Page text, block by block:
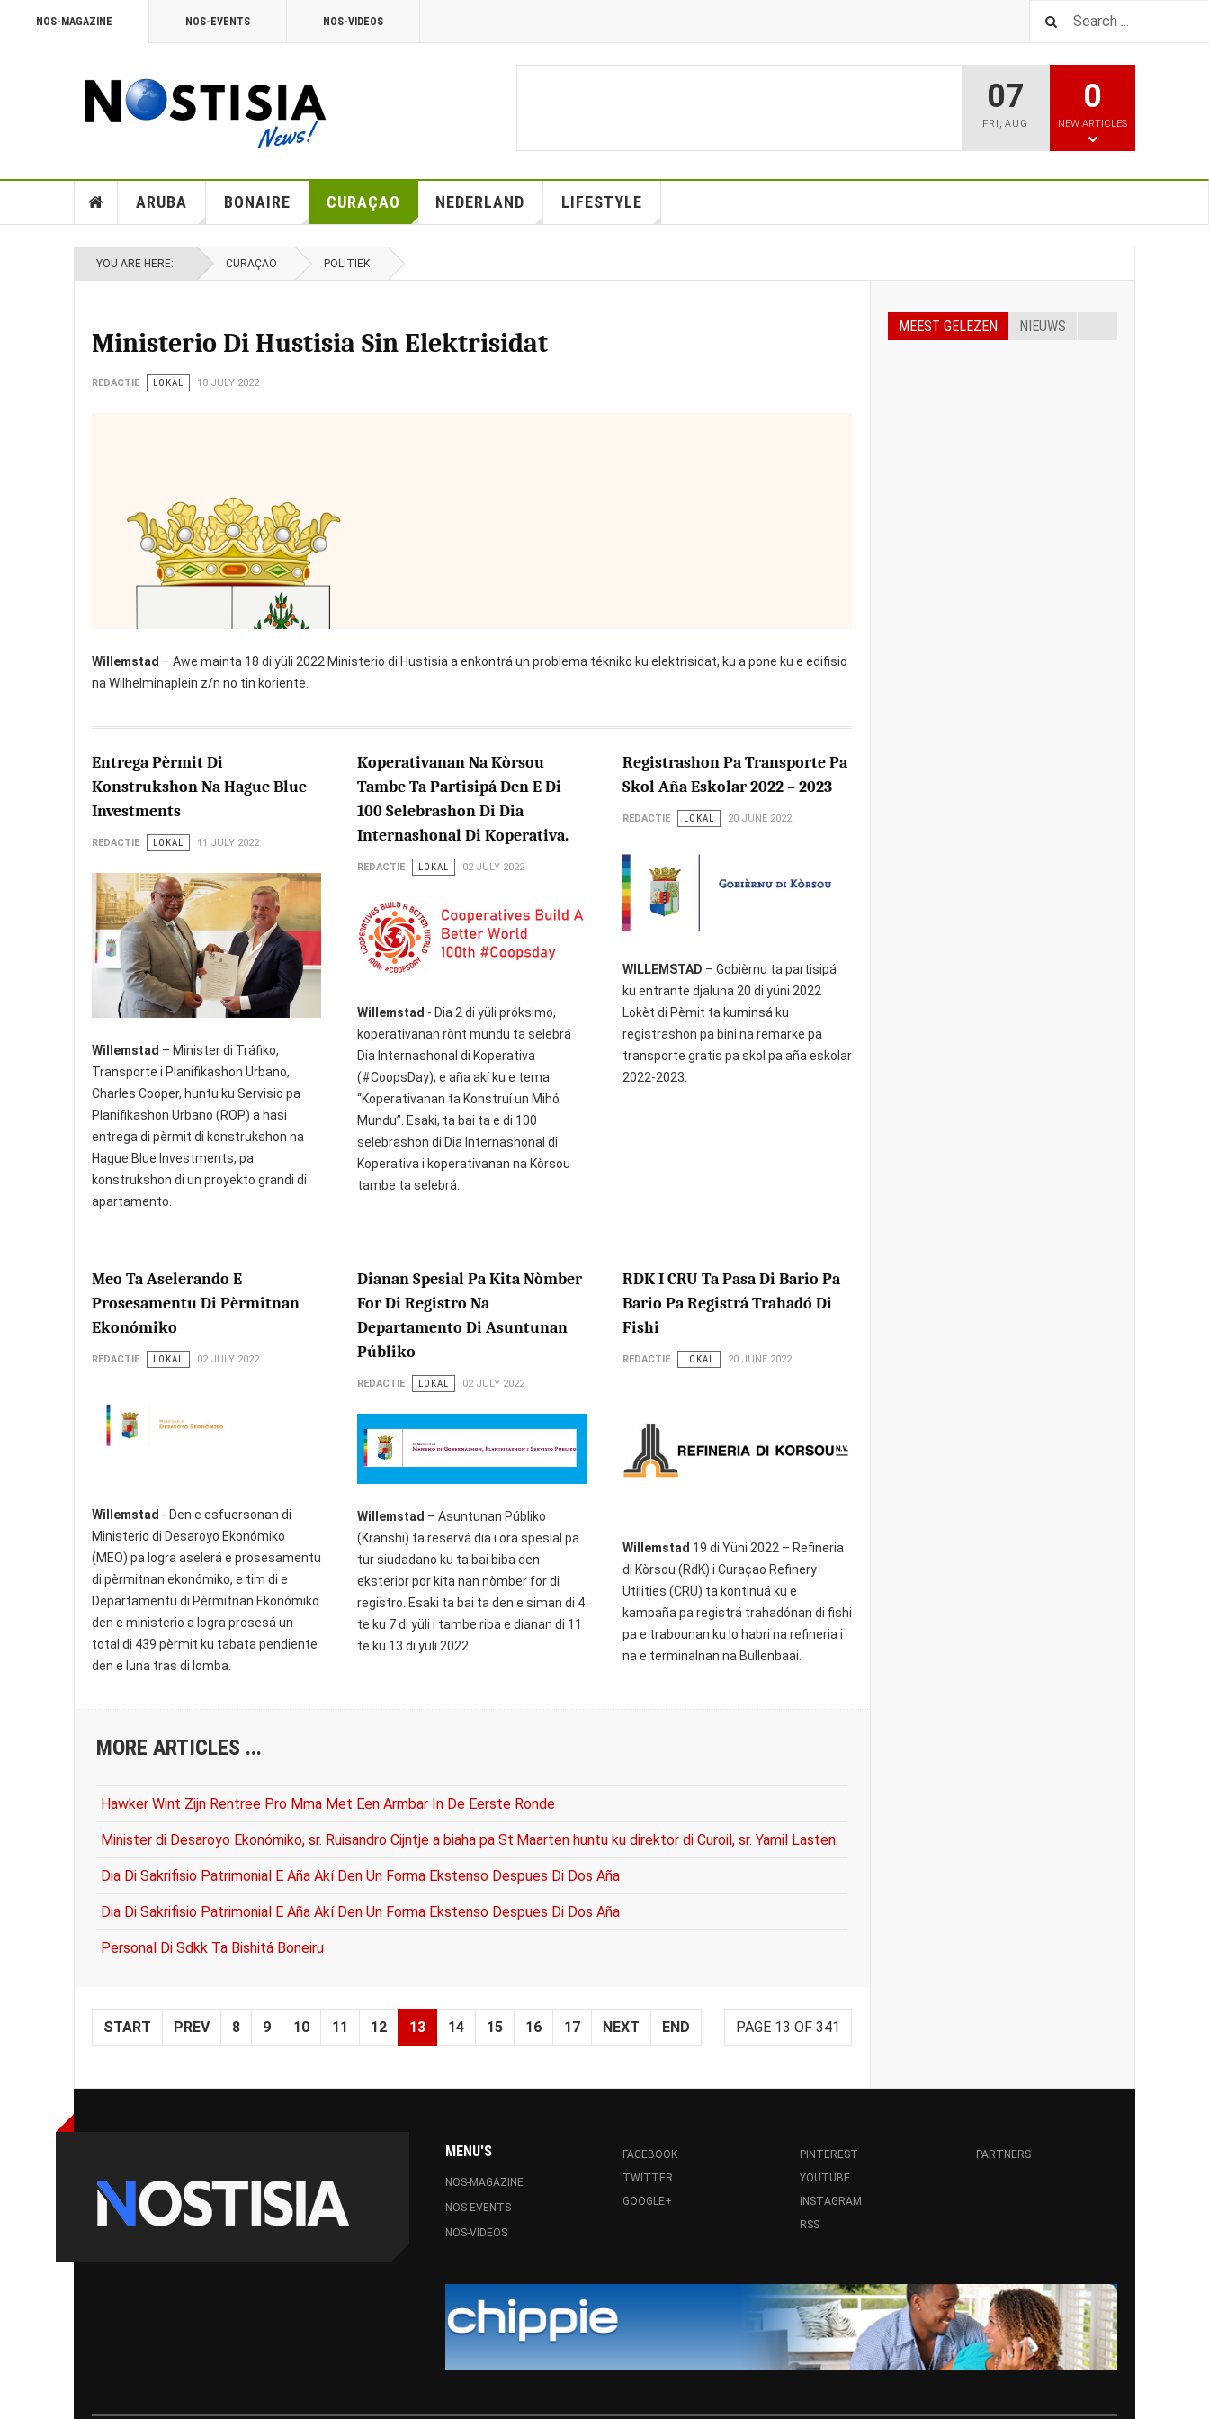
NOS-MAGAZINE NOS-EVENTS NOS-VIDEOS
07
FRI ,AUG
0
NEW ARTICLES
ARUBA BONAIRE CURAÇAO NEDERLAND LIFESTYLE
YOU ARE HERE: CURAÇAO POLITIEK
Ministerio Di Hustisia Sin Elektrisidat
REDACTIE LOKAL 18 JULY 2022
Willemstad – Awe mainta 18 di yüli 2022 Ministerio di Hustisia a enkontrá un problema tékniko ku elektrisidat, ku a pone ku e edifisio
na Wilhelminaplein z/n no tin koriente.
Entrega Pèrmit Di
Konstrukshon Na Hague Blue
Investments
REDACTIE LOKAL 11 JULY 2022
Willemstad – Minister di Tráfiko,
Transporte i Planifikashon Urbano,
Charles Cooper, huntu ku Servisio pa
Planifikashon Urbano (ROP) a hasi
entrega di pèrmit di konstrukshon na
Hague Blue Investments, pa
konstrukshon di un proyekto grandi di
apartamento.
Koperativanan Na Kòrsou
Tambe Ta Partisipá Den E Di
100 Selebrashon Di Dia
Internashonal Di Koperativa.
REDACTIE LOKAL 02 JULY 2022
Willemstad - Dia 2 di yüli próksimo,
koperativanan rònt mundu ta selebrá
Dia Internashonal di Koperativa
(#CoopsDay); e aña akí ku e tema
“Koperativanan ta Konstruí un Mihó
Mundu”. Esaki, ta bai ta e di 100
selebrashon di Dia Internashonal di
Koperativa i koperativanan na Kòrsou
tambe ta selebrá.
Registrashon Pa Transporte Pa
Skol Aña Eskolar 2022 – 2023
REDACTIE LOKAL 20 JUNE 2022
WILLEMSTAD – Gobièrnu ta partisipá
ku entrante djaluna 20 di yüni 2022
Lokèt di Pèmit ta kuminsá ku
registrashon pa bini na remarke pa
transporte gratis pa skol pa aña eskolar
2022-2023.
Meo Ta Aselerando E
Prosesamentu Di Pèrmitnan
Ekonómiko
REDACTIE LOKAL 02 JULY 2022
Willemstad - Den e esfuersonan di
Ministerio di Desaroyo Ekonómiko
(MEO) pa logra aselerá e prosesamentu
di pèrmitnan ekonómiko, e tim di e
Departamentu di Pèrmitnan Ekonómiko
den e ministerio a logra prosesá un
total di 439 pèrmit ku tabata pendiente
den e luna tras di lomba.
Dianan Spesial Pa Kita Nòmber
For Di Registro Na
Departamento Di Asuntunan
Públiko
REDACTIE LOKAL 02 JULY 2022
Willemstad – Asuntunan Públiko
(Kranshi) ta reservá dia i ora spesial pa
tur siudadano ku ta bai biba den
eksterior por kita nan nòmber for di
registro. Esaki ta bai ta den e siman di 4
te ku 7 di yüli i tambe riba e dianan di 11
te ku 13 di yüli 2022.
RDK I CRU Ta Pasa Di Bario Pa
Bario Pa Registrá Trahadó Di
Fishi
REDACTIE LOKAL 20 JUNE 2022
Willemstad 19 di Yüni 2022 – Refineria
di Kòrsou (RdK) i Curaçao Refinery
Utilities (CRU) ta kontinuá ku e
kampaña pa registrá trahadónan di fishi
pa e trabounan ku lo habri na refineria i
na e terminalnan na Bullenbaai.
MORE ARTICLES ...
Hawker Wint Zijn Rentree Pro Mma Met Een Armbar In De Eerste Ronde
Minister di Desaroyo Ekonómiko, sr. Ruisandro Cijntje a biaha pa St.Maarten huntu ku direktor di Curoil, sr. Yamil Lasten.
Dia Di Sakrifisio Patrimonial E Aña Akí Den Un Forma Ekstenso Despues Di Dos Aña
Dia Di Sakrifisio Patrimonial E Aña Akí Den Un Forma Ekstenso Despues Di Dos Aña
Personal Di Sdkk Ta Bishitá Boneiru
PAGE 13 OF 341
START PREV 8 9 10 11 12 13 14 15 16 17 NEXT END
MEEST GELEZEN NIEUWS
MENU'S
NOS-MAGAZINE
NOS-EVENTS
NOS-VIDEOS
FACEBOOK
TWITTER
GOOGLE+
PINTEREST
YOUTUBE
INSTAGRAM
RSS
PARTNERS